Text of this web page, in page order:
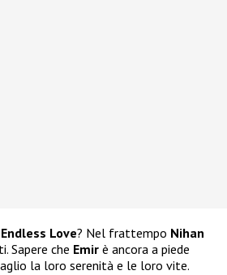
Endless Love? Nel frattempo Nihan
Sapere che Emir è ancora a piede
la loro serenità e le loro vite.